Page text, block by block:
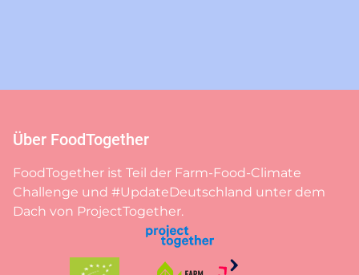
Über FoodTogether
FoodTogether ist Teil der Farm-Food-Climate
Challenge und #UpdateDeutschland unter dem
Dach von ProjectTogether.